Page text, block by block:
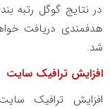
در نتایج گوگل رتبه
هدفمندی دریافت
شد.
افزایش ترافیک سایت
افزایش ترافیک